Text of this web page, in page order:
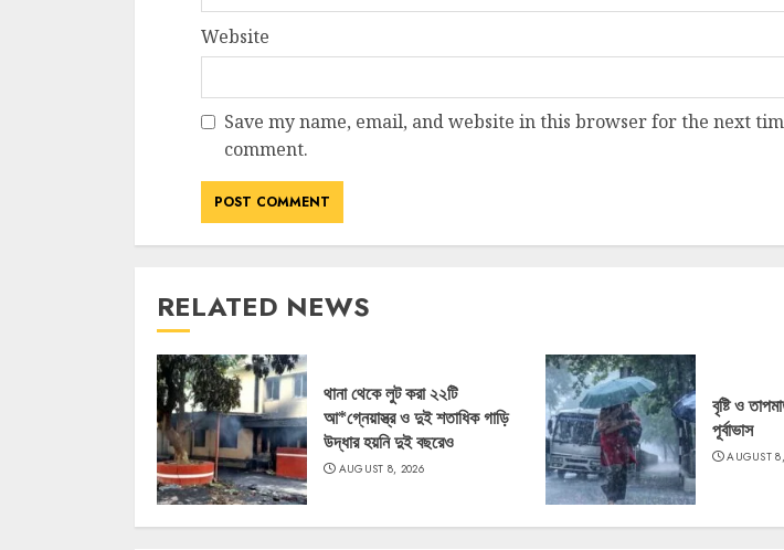
Website
Save my name, email, and website in this browser for the next
comment.
RELATED NEWS
থানা থেকে লুট করা ২২টি
আ*গ্নেয়াস্ত্র ও দুই শতাধিক গাড়ি
উদ্ধার হয়নি দুই বছরেও
AUGUST 8, 2026
বৃষ্টি ও
পূর্বাভাস
AUGUST